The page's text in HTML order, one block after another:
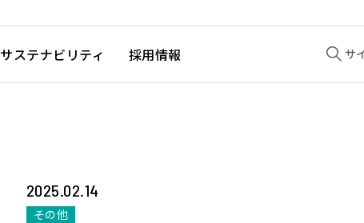
サステナビリティ 採用情報 サ
2025.02.14
その他